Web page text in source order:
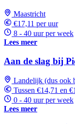
Maastricht
€17,11 per uur
8 - 40 uur per week
Lees meer
Aan de slag bij
Landelijk (dus ook
Tussen €14,71 en
0 - 40 uur per week
Lees meer